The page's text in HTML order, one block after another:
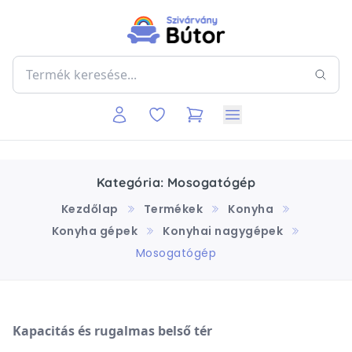
Kategória: Mosogatógép
Kezdőlap
Termékek
Konyha
Konyha gépek
Konyhai nagygépek
Mosogatógép
Kapacitás és rugalmas belső tér